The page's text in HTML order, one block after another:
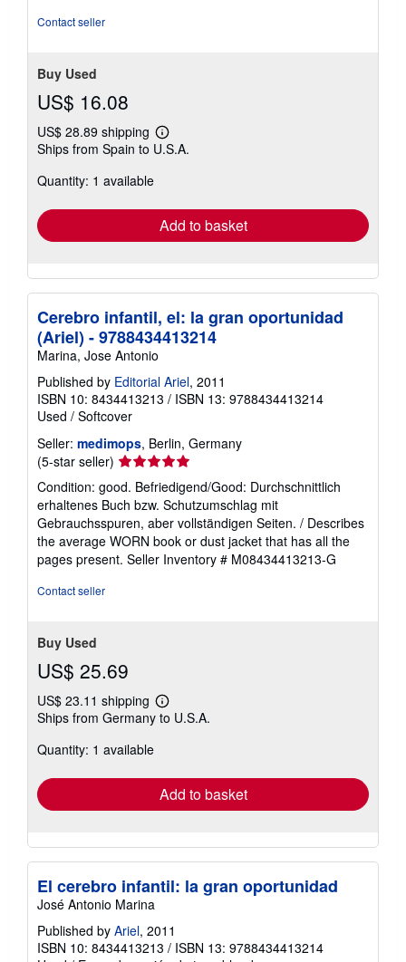
Contact seller
Buy Used
US$ 16.08
US$ 28.89 shipping
Learn
more
Ships from Spain to U.S.A.
Quantity: 1 available
Add to basket
Cerebro infantil, el: la gran oportunidad
(Ariel) - 9788434413214
Marina, Jose Antonio
Published by Editorial Ariel, 2011
ISBN 10: 8434413213 / ISBN 13: 9788434413214
Used / Softcover
Seller: medimops, Berlin, Germany
(5-star seller) Seller
rating
5
out
of
5
stars
Condition: good. Befriedigend/Good: Durchschnittlich
erhaltenes Buch bzw. Schutzumschlag mit
Gebrauchsspuren, aber vollständigen Seiten. / Describes
the average WORN book or dust jacket that has all the
pages present. Seller Inventory # M08434413213-G
Contact seller
Buy Used
US$ 25.69
US$ 23.11 shipping
Learn
more
Ships from Germany to U.S.A.
Quantity: 1 available
Add to basket
El cerebro infantil: la gran oportunidad
José Antonio Marina
Published by Ariel, 2011
ISBN 10: 8434413213 / ISBN 13: 9788434413214